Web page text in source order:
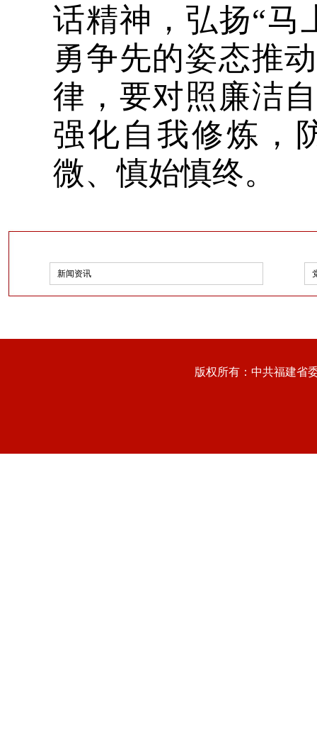
话精神，弘扬“马
勇争先的姿态推
律，要对照廉洁
强化自我修炼，
微、慎始慎终。
新闻资讯
版权所有：中共福建省